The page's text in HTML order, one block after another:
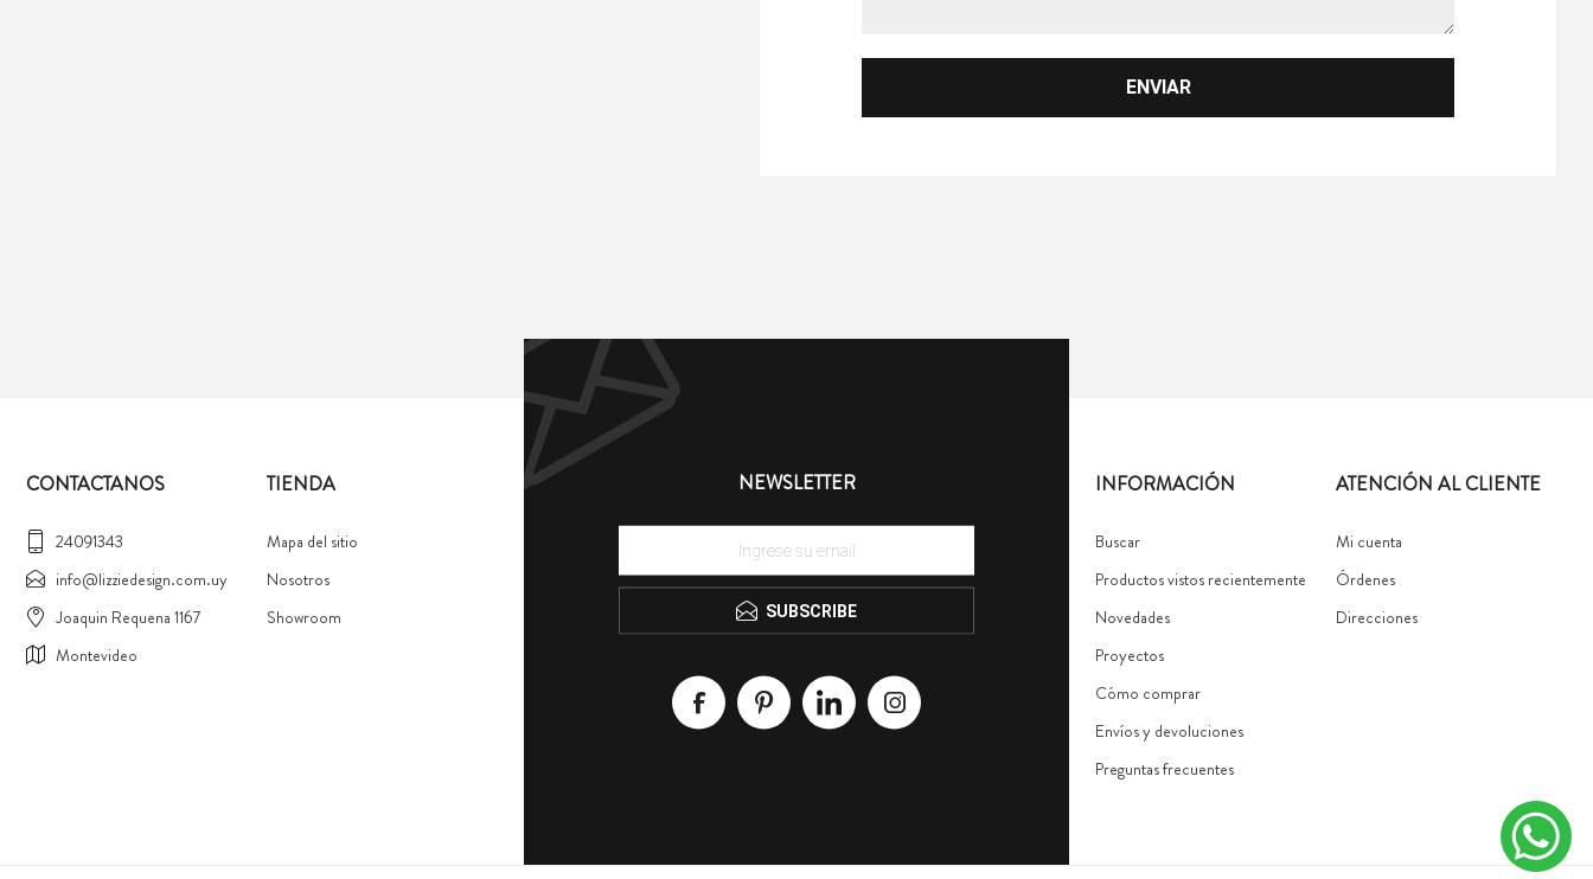
NEWSLETTER
SUBSCRIBE
CONTACTANOS
24091343
info@lizziedesign.com.uy
Joaquin Requena 1167
Montevideo
TIENDA
Mapa del sitio
Nosotros
Showroom
INFORMACIÓN
Buscar
Productos vistos recientemente
Novedades
Proyectos
Cómo comprar
Envíos y devoluciones
Preguntas frecuentes
ATENCIÓN AL CLIENTE
Mi cuenta
Órdenes
Direcciones